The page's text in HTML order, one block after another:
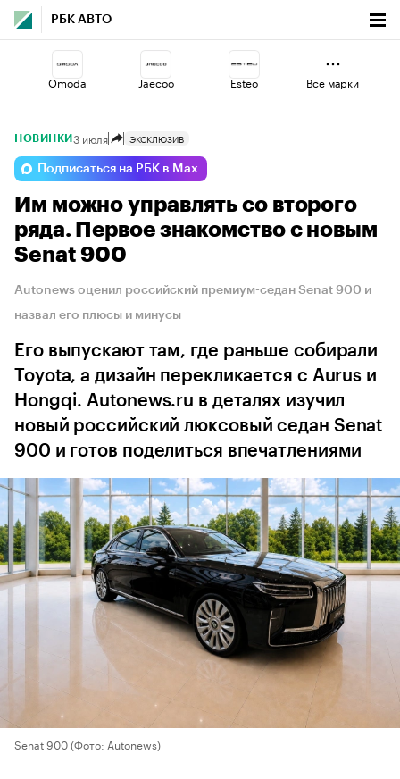
РБК АВТО
Omoda Jaecoo Esteo
Volga Haval
Changan Geely Lada
Все марки
НОВИНКИ 3 июля ЭКСКЛЮЗИВ
Подписаться на РБК в Max
Им можно управлять со второго
ряда. Первое знакомство с новым
Senat 900
Autonews оценил российский премиум-седан Senat 900 и
назвал его плюсы и минусы
Его выпускают там, где раньше собирали
Toyota, а дизайн перекликается с Aurus и
Hongqi. Autonews.ru в деталях изучил
новый российский люксовый седан Senat
900 и готов поделиться впечатлениями
Senat 900(Фото: Autonews)